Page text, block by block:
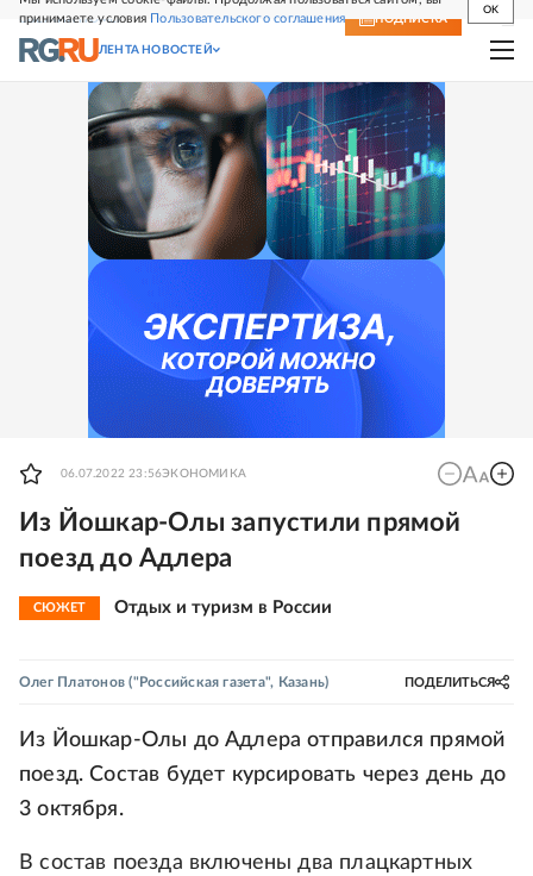
принимаете условия Пользовательского соглашения
OK
СВЕЖИЙ НОМЕР ПОДПИСКА
ЛЕНТА НОВОСТЕЙ
06.07.2022 23:56ЭКОНОМИКА
Из Йошкар-Олы запустили прямой
поезд до Адлера
СЮЖЕТ Отдых и туризм в России
Олег Платонов ("Российская газета", Казань) ПОДЕЛИТЬСЯ
Из Йошкар-Олы до Адлера отправился прямой
поезд. Состав будет курсировать через день до
3 октября.
В состав поезда включены два плацкартных